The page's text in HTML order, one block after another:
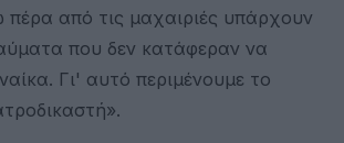
από τις μαχαιριές υπάρχουν
που δεν κατάφεραν να
Γι' αυτό περιμένουμε το